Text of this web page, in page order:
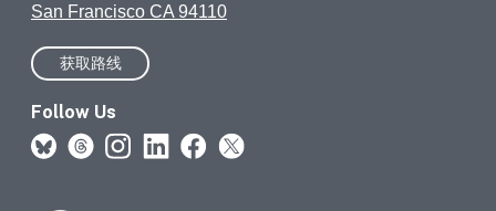
San Francisco CA 94110
获取路线
Follow Us